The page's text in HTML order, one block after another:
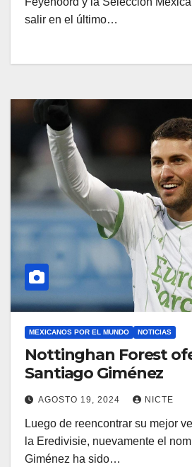
salir en el último…
MEXICANOS POR EL MUNDO NOTICIAS
Nottinghan Forest
Santiago Giménez
AGOSTO 19, 2024 NICTE
Luego de reencontrar su mejor
la Eredivisie, nuevamente el
Giménez ha sido…